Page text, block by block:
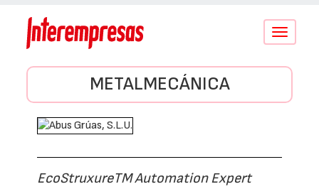
Conmutar
METALMECÁNICA
EcoStruxureTM Automation Expert